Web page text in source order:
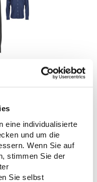
eine individualisierte
und um die
Wenn Sie auf
stimmen Sie der
Sie selbst
°C waschbarBügeln
zur
Jays, Lansen
/ 2% Elasthan
ab 59,22 € *
*